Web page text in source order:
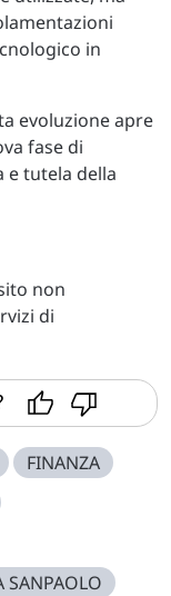
in
evoluzione apre
fase di
e tutela della
non
di
FINANZA
SANPAOLO